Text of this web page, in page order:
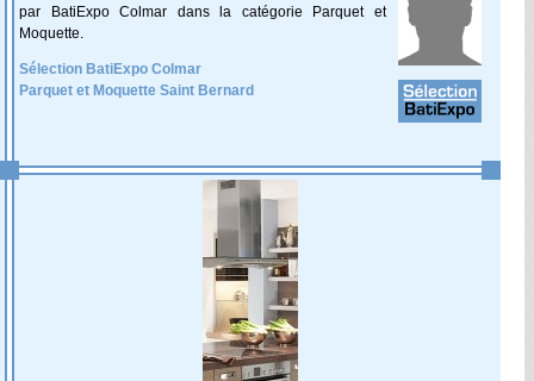
par BatiExpo Colmar dans la catégorie Parquet et
Moquette.
Sélection BatiExpo Colmar
Parquet et Moquette Saint Bernard